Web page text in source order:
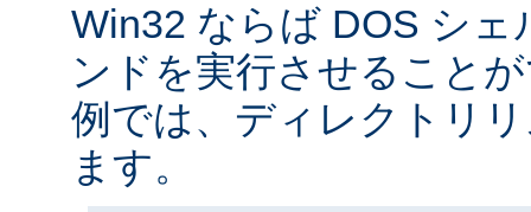
Win32 ならば DOS シェ
ンドを実行させること
例では、ディレクトリ
ます。